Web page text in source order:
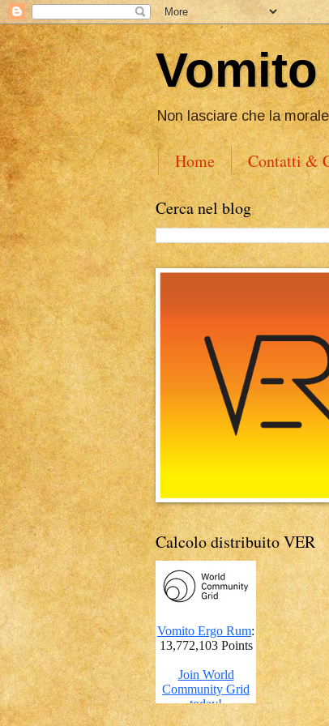
Non lasciare che la
Home Contatti &
Cerca nel blog
Calcolo distribuito VER